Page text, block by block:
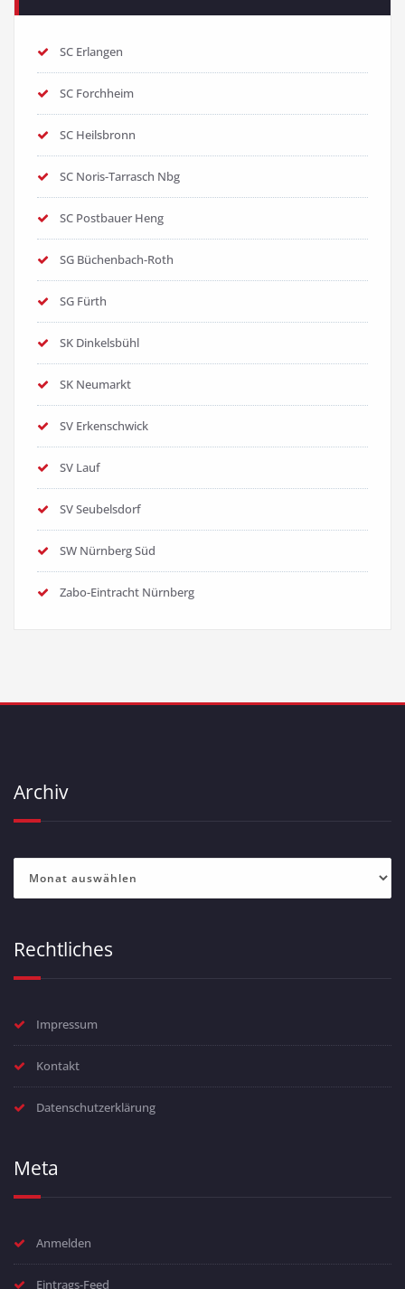
SC Erlangen
SC Forchheim
SC Heilsbronn
SC Noris-Tarrasch Nbg
SC Postbauer Heng
SG Büchenbach-Roth
SG Fürth
SK Dinkelsbühl
SK Neumarkt
SV Erkenschwick
SV Lauf
SV Seubelsdorf
SW Nürnberg Süd
Zabo-Eintracht Nürnberg
Archiv
Rechtliches
Impressum
Kontakt
Datenschutzerklärung
Meta
Anmelden
Eintrags-Feed